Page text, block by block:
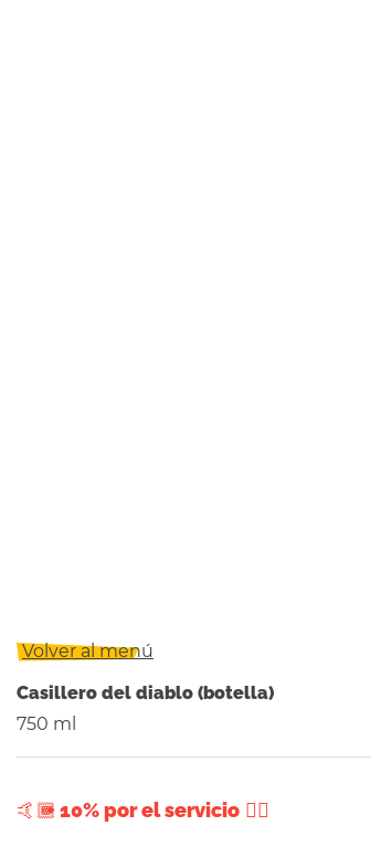
Volver al menú
Casillero del diablo (botella)
750 ml
+ 10% por el servicio